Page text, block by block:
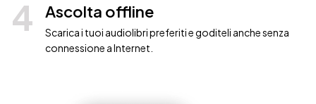
4 Ascolta offline
Scarica i tuoi audiolibri preferiti e goditeli anche senza
connessione a Internet.